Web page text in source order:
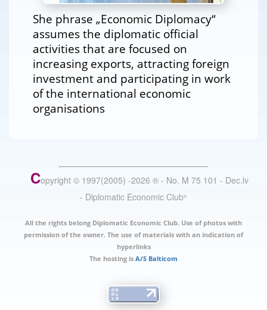
She phrase „Economic Diplomacy“
assumes the diplomatic official
activities that are focused on
increasing exports, attracting foreign
investment and participating in work
of the international economic
organisations
Copyright © 1997(2005) -2026 ® - No. M 75 101 - Dec.lv
- Diplomatic Economic Club®
All the rights belong Diplomatic Economic Club. Use of photos with
permission of the owner. The use of materials with an indication of
hyperlinks
The hosting is A/S Balticom